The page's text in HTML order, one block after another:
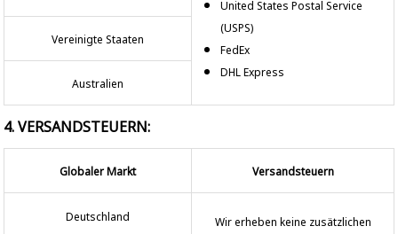
United States Postal Service
(USPS)
FedEx
DHL Express
Vereinigte Staaten
Australien
4. VERSANDSTEUERN:
Globaler Markt Versandsteuern
Deutschland
Wir erheben keine zusätzlichen